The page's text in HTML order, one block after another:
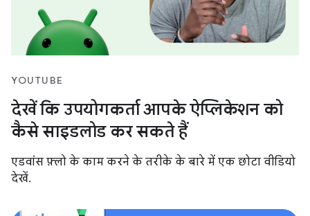
YOUTUBE
देखें कि उपयोगकर्ता आपके ऐप्लिकेशन को
कैसे साइडलोड कर सकते हैं
एडवांस फ़्लो के काम करने के तरीके के बारे में एक छोटा वीडियो
देखें.